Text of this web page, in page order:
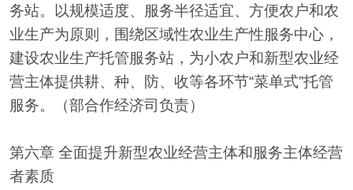
务站。以规模适度、服务半径适宜、方便农户和农
业生产为原则，围绕区域性农业生产性服务中心，
建设农业生产托管服务站，为小农户和新型农业经
营主体提供耕、种、防、收等各环节“菜单式”托管
服务。（部合作经济司负责）
第六章 全面提升新型农业经营主体和服务主体经营
者素质